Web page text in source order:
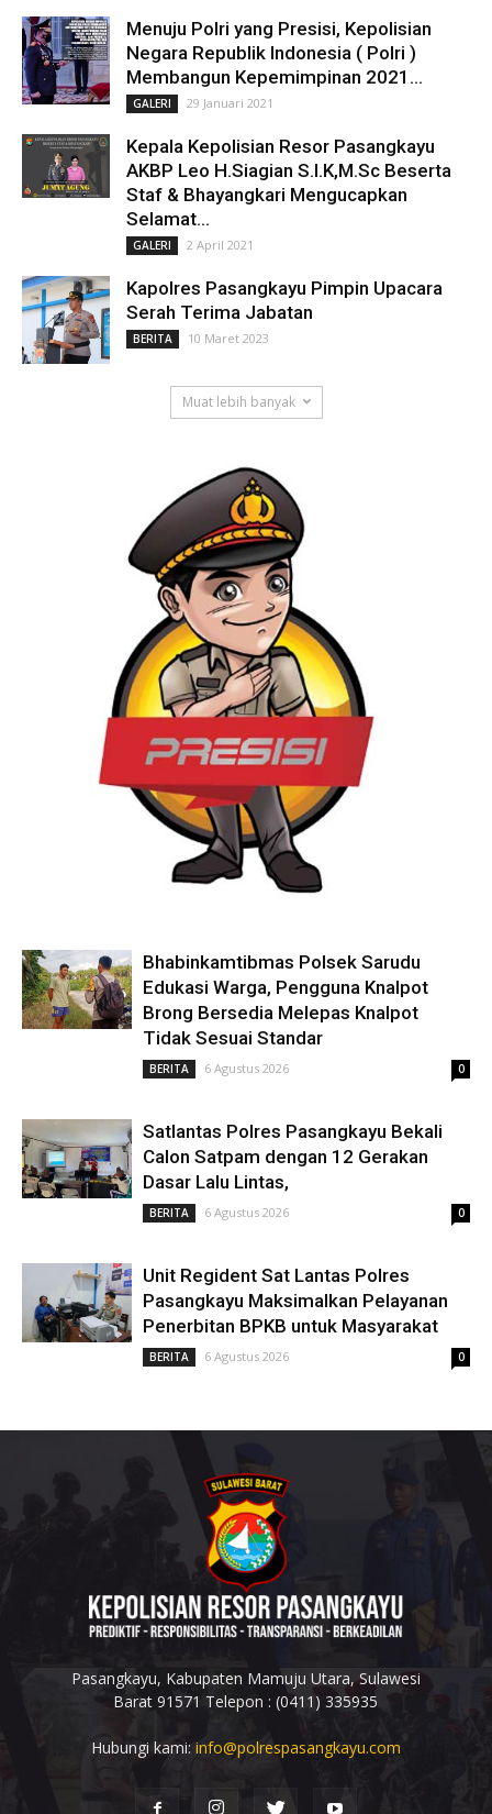
Menuju Polri yang Presisi, Kepolisian
Negara Republik Indonesia ( Polri )
Membangun Kepemimpinan 2021...
GALERI 29 Januari 2021
Kepala Kepolisian Resor Pasangkayu
AKBP Leo H.Siagian S.I.K,M.Sc Beserta
Staf & Bhayangkari Mengucapkan
Selamat...
GALERI 2 April 2021
Kapolres Pasangkayu Pimpin Upacara
Serah Terima Jabatan
BERITA 10 Maret 2023
Muat lebih banyak
Bhabinkamtibmas Polsek Sarudu
Edukasi Warga, Pengguna Knalpot
Brong Bersedia Melepas Knalpot
Tidak Sesuai Standar
BERITA 6 Agustus 2026 0
Satlantas Polres Pasangkayu Bekali
Calon Satpam dengan 12 Gerakan
Dasar Lalu Lintas,
BERITA 6 Agustus 2026 0
Unit Regident Sat Lantas Polres
Pasangkayu Maksimalkan Pelayanan
Penerbitan BPKB untuk Masyarakat
BERITA 6 Agustus 2026 0
Pasangkayu, Kabupaten Mamuju Utara, Sulawesi
Barat 91571 Telepon : (0411) 335935
Hubungi kami: info@polrespasangkayu.com